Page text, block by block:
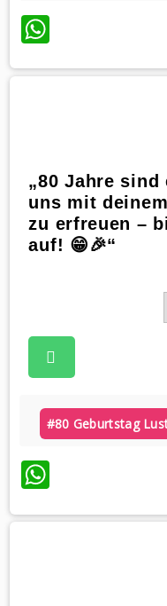
WhatsApp
„80 Jahre sind
uns mit
zu erfreuen –
auf! 😁🎉“
#80 Geburtstag
WhatsApp